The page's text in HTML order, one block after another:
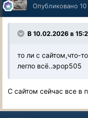
Опубликовано
В 10.02.2026 в
то ли с сайтом,что-
легло всё..эрор505
С сайтом сейчас все в